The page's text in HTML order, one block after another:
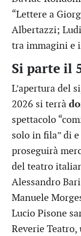
“Lettere a
Albertazzi;
tra immagini e
Si parte il
L’apertura del
2026 si terrà
spettacolo
solo in fila” di
proseguirà
del teatro
Alessandro
Manuele
Lucio Pisone
Reverie